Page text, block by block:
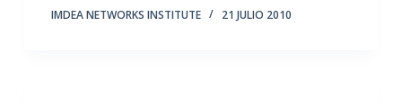
IMDEA NETWORKS INSTITUTE 21 JULIO 2010